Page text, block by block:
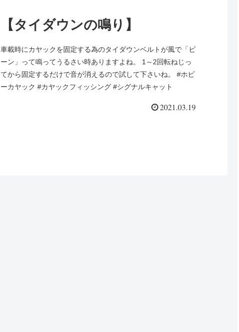
【タイダウンの鳴り】
車載時にカヤックを固定する為のタイダウンベルトが風で「ビ
ーン」って鳴ってうるさい時ありますよね。 1～2回転ねじっ
てから固定するだけで音が消えるので試して下さいね。 #ホビ
ーカヤック #カヤックフィッシング #シグナルキャット
2021.03.19